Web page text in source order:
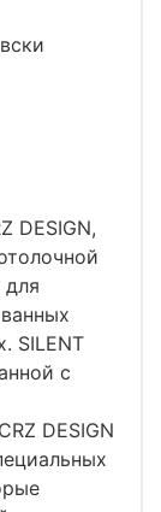
DESIGN,
для
SILENT
с
DESIGN